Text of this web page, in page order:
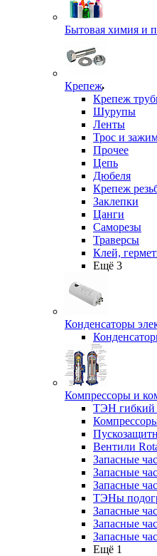
Бытовая химия и
Крепеж
Крепеж
Шурупы
Ленты
Трос и
Прочее
Цепь
Дюбеля
Крепеж
Заклепки
Цанги
Саморезы
Траверсы
Клей,
Ещё 3
Конденсаторы
Компрессоры и
ТЭН гибкий
Вентили
Запасные
Запасные
Запасные
ТЭНы
Запасные
Запасные
Запасные
Ещё 1